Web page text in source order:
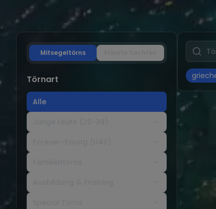
Mitsegeltörns
Törnart
Alle